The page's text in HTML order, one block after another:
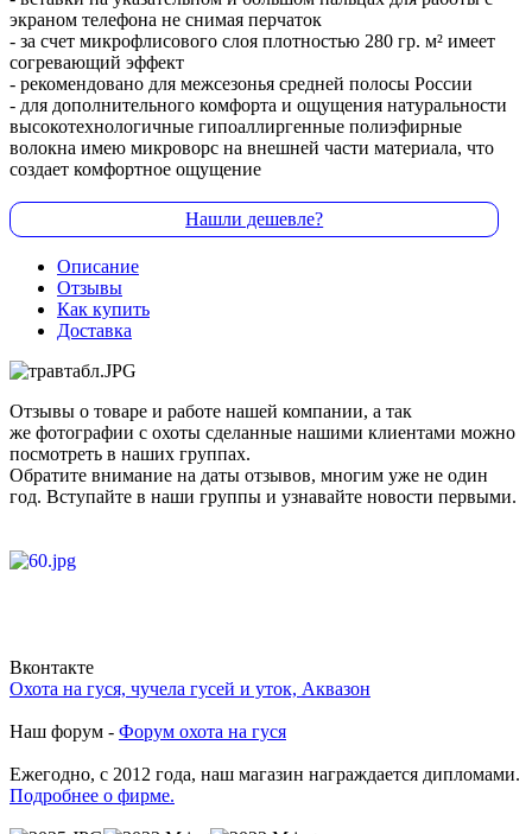
экраном телефона не снимая перчаток
- за счет микрофлисового слоя плотностью 280 гр. м² имеет
согревающий эффект
- рекомендовано для межсезонья средней полосы России
- для дополнительного комфорта и ощущения натуральности
высокотехнологичные гипоаллиргенные полиэфирные
волокна имею микроворс на внешней части материала, что
создает комфортное ощущение
Нашли дешевле?
Описание
Отзывы
Как купить
Доставка
Отзывы о товаре и работе нашей компании, а так
же фотографии с охоты сделанные нашими клиентами можно
посмотреть в наших группах.
Обратите внимание на даты отзывов, многим уже не один
год. Вступайте в наши группы и узнавайте новости первыми.
Вконтакте
Охота на гуся, чучела гусей и уток, Аквазон
Наш форум - Форум охота на гуся
Ежегодно, с 2012 года, наш магазин награждается дипломами.
Подробнее о фирме.